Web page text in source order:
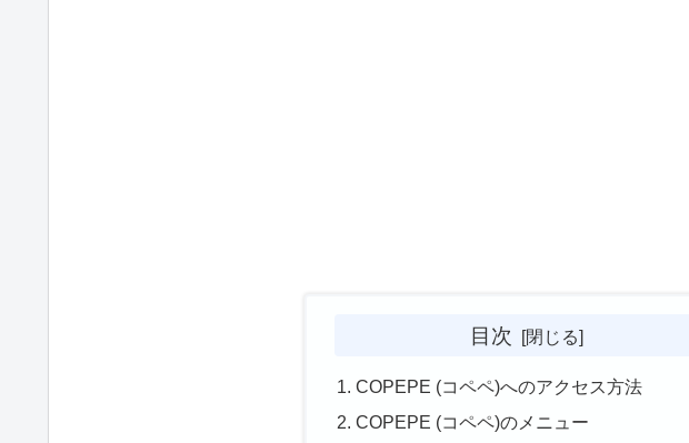
目次
COPEPE (コペペ)へのアクセス方法
COPEPE (コペペ)のメニュー